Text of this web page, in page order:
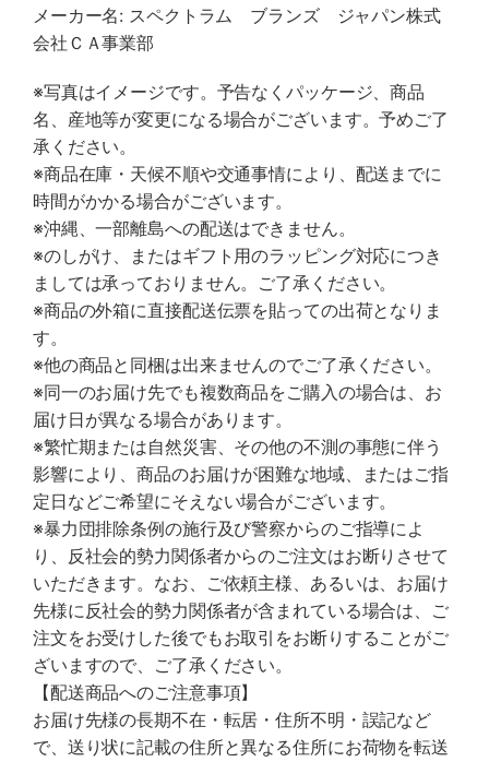
メーカー名: スペクトラム ブランズ ジャパン株式
会社ＣＡ事業部
※写真はイメージです。予告なくパッケージ、商品
名、産地等が変更になる場合がございます。予めご了
承ください。
※商品在庫・天候不順や交通事情により、配送までに
時間がかかる場合がございます。
※沖縄、一部離島への配送はできません。
※のしがけ、またはギフト用のラッピング対応につき
ましては承っておりません。ご了承ください。
※商品の外箱に直接配送伝票を貼っての出荷となりま
す。
※他の商品と同梱は出来ませんのでご了承ください。
※同一のお届け先でも複数商品をご購入の場合は、お
届け日が異なる場合があります。
※繁忙期または自然災害、その他の不測の事態に伴う
影響により、商品のお届けが困難な地域、またはご指
定日などご希望にそえない場合がございます。
※暴力団排除条例の施行及び警察からのご指導によ
り、反社会的勢力関係者からのご注文はお断りさせて
いただきます。なお、ご依頼主様、あるいは、お届け
先様に反社会的勢力関係者が含まれている場合は、ご
注文をお受けした後でもお取引をお断りすることがご
ざいますので、ご了承ください。
【配送商品へのご注意事項】
お届け先様の長期不在・転居・住所不明・誤記など
で、送り状に記載の住所と異なる住所にお荷物を転送